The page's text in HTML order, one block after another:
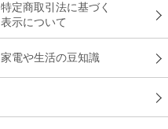
特定商取引法に基づく
表示について
家電や生活の豆知識